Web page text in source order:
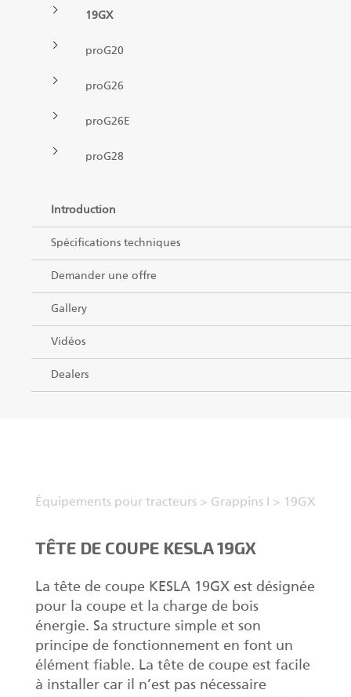
Remorques
Grappins I
FR
19GX
proG20
proG26
proG26E
proG28
Introduction
Spécifications techniques
Demander une offre
Gallery
Vidéos
Dealers
Équipements pour tracteurs > Grappins I > 19GX
TÊTE DE COUPE KESLA 19GX
La tête de coupe KESLA 19GX est désignée
pour la coupe et la charge de bois
énergie. Sa structure simple et son
principe de fonctionnement en font un
élément fiable. La tête de coupe est facile
à installer car il n’est pas nécessaire